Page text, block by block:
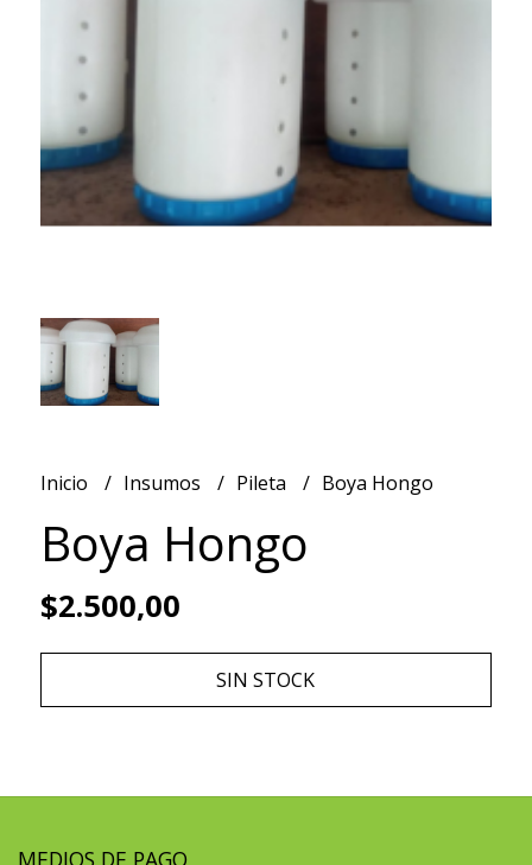
Inicio Insumos Pileta Boya Hongo
Boya Hongo
$2.500,00
SIN STOCK
MEDIOS DE PAGO